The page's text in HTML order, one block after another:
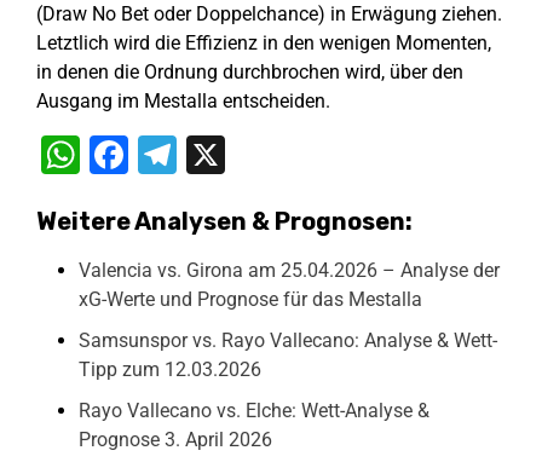
(Draw No Bet oder Doppelchance) in Erwägung ziehen.
Letztlich wird die Effizienz in den wenigen Momenten,
in denen die Ordnung durchbrochen wird, über den
Ausgang im Mestalla entscheiden.
WhatsApp
Facebook
Telegram
Weitere Analysen & Prognosen:
Valencia vs. Girona am 25.04.2026 – Analyse der
xG-Werte und Prognose für das Mestalla
Samsunspor vs. Rayo Vallecano: Analyse & Wett-
Tipp zum 12.03.2026
Rayo Vallecano vs. Elche: Wett-Analyse &
Prognose 3. April 2026